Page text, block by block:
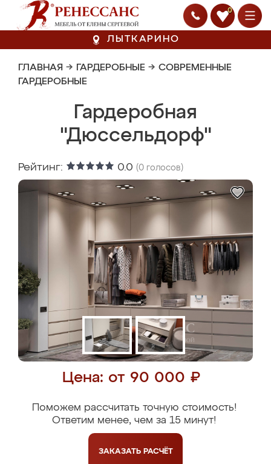
0
ЛЫТКАРИНО
ГЛАВНАЯ → ГАРДЕРОБНЫЕ → СОВРЕМЕННЫЕ
ГАРДЕРОБНЫЕ
Гардеробная
"Дюссельдорф"
Рейтинг: 0.0 (0 голосов)
Цена: от 90 000 ₽
Поможем рассчитать точную стоимость!
Ответим менее, чем за 15 минут!
ЗАКАЗАТЬ РАСЧЁТ